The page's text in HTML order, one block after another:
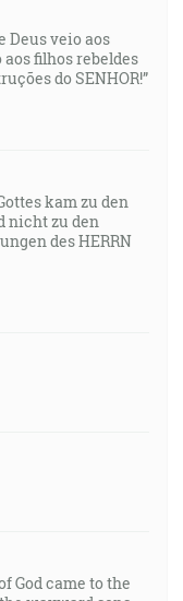
Deus veio aos
aos filhos rebeldes
do SENHOR!”
kam zu den
nicht zu den
des HERRN
God came to the